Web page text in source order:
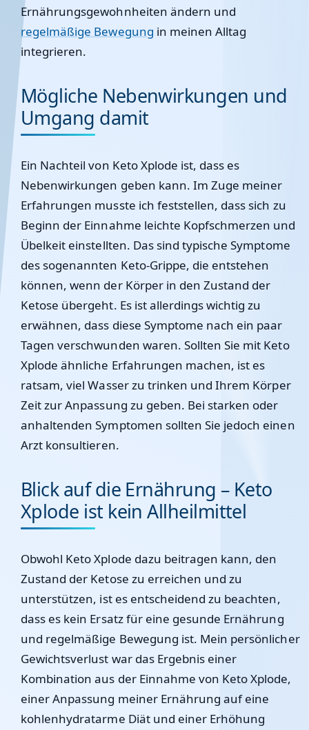
Ernährungsgewohnheiten ändern und
regelmäßige Bewegung in meinen Alltag
integrieren.
Mögliche Nebenwirkungen und
Umgang damit
Ein Nachteil von Keto Xplode ist, dass es
Nebenwirkungen geben kann. Im Zuge meiner
Erfahrungen musste ich feststellen, dass sich zu
Beginn der Einnahme leichte Kopfschmerzen und
Übelkeit einstellten. Das sind typische Symptome
des sogenannten Keto-Grippe, die entstehen
können, wenn der Körper in den Zustand der
Ketose übergeht. Es ist allerdings wichtig zu
erwähnen, dass diese Symptome nach ein paar
Tagen verschwunden waren. Sollten Sie mit Keto
Xplode ähnliche Erfahrungen machen, ist es
ratsam, viel Wasser zu trinken und Ihrem Körper
Zeit zur Anpassung zu geben. Bei starken oder
anhaltenden Symptomen sollten Sie jedoch einen
Arzt konsultieren.
Blick auf die Ernährung – Keto
Xplode ist kein Allheilmittel
Obwohl Keto Xplode dazu beitragen kann, den
Zustand der Ketose zu erreichen und zu
unterstützen, ist es entscheidend zu beachten,
dass es kein Ersatz für eine gesunde Ernährung
und regelmäßige Bewegung ist. Mein persönlicher
Gewichtsverlust war das Ergebnis einer
Kombination aus der Einnahme von Keto Xplode,
einer Anpassung meiner Ernährung auf eine
kohlenhydratarme Diät und einer Erhöhung